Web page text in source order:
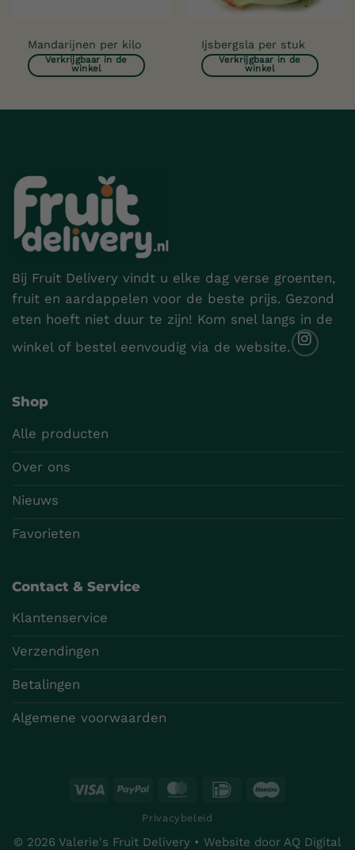
Mandarijnen per kilo
Verkrijgbaar in de
winkel
Ijsbergsla per stuk
Verkrijgbaar in de
winkel
Bij Fruit Delivery vindt u elke dag verse groenten,
fruit en aardappelen voor de beste prijs. Gezond
eten hoeft niet duur te zijn! Kom snel langs in de
winkel of bestel eenvoudig via de website.
Shop
Alle producten
Over ons
Nieuws
Favorieten
Contact & Service
Klantenservice
Verzendingen
Betalingen
Algemene voorwaarden
Visa PayPal MasterCard
IDeal
Privacybeleid
© 2026 Valerie's Fruit Delivery • Website door AQ Digital